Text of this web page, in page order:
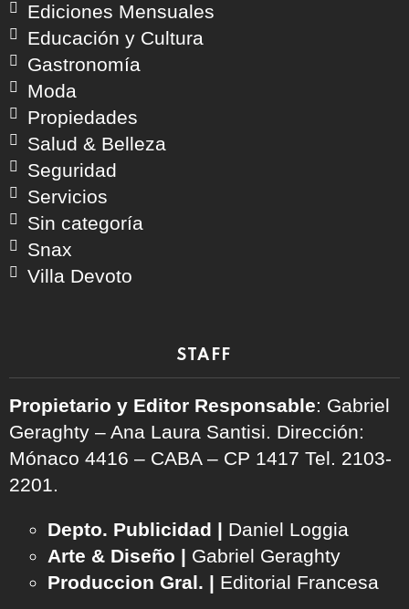
Ediciones Mensuales
Educación y Cultura
Gastronomía
Moda
Propiedades
Salud & Belleza
Seguridad
Servicios
Sin categoría
Snax
Villa Devoto
STAFF
Propietario y Editor Responsable: Gabriel
Geraghty – Ana Laura Santisi. Dirección:
Mónaco 4416 – CABA – CP 1417 Tel. 2103-
2201.
Depto. Publicidad | Daniel Loggia
Arte & Diseño | Gabriel Geraghty
Produccion Gral. | Editorial Francesa